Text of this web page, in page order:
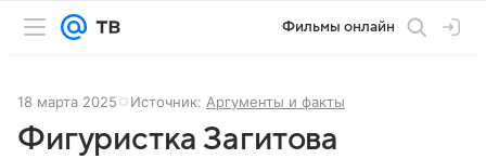
Фильмы онлайн
18 марта 2025 Источник: Аргументы и факты
Фигуристка Загитова